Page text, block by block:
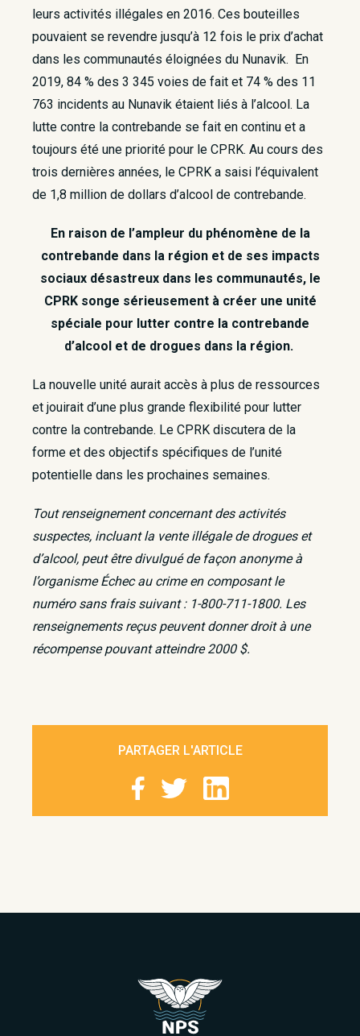
leurs activités illégales en 2016. Ces bouteilles
pouvaient se revendre jusqu’à 12 fois le prix d’achat
dans les communautés éloignées du Nunavik. En
2019, 84 % des 3 345 voies de fait et 74 % des 11
763 incidents au Nunavik étaient liés à l’alcool. La
lutte contre la contrebande se fait en continu et a
toujours été une priorité pour le CPRK. Au cours des
trois dernières années, le CPRK a saisi l’équivalent
de 1,8 million de dollars d’alcool de contrebande.
En raison de l’ampleur du phénomène de la
contrebande dans la région et de ses impacts
sociaux désastreux dans les communautés, le
CPRK songe sérieusement à créer une unité
spéciale pour lutter contre la contrebande
d’alcool et de drogues dans la région.
La nouvelle unité aurait accès à plus de ressources
et jouirait d’une plus grande flexibilité pour lutter
contre la contrebande. Le CPRK discutera de la
forme et des objectifs spécifiques de l’unité
potentielle dans les prochaines semaines.
Tout renseignement concernant des activités
suspectes, incluant la vente illégale de drogues et
d’alcool, peut être divulgué de façon anonyme à
l’organisme Échec au crime en composant le
numéro sans frais suivant : 1-800-711-1800. Les
renseignements reçus peuvent donner droit à une
récompense pouvant atteindre 2000 $. ​
PARTAGER L'ARTICLE